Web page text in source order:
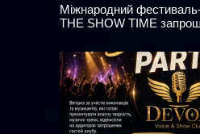
Міжнародний
THE SHOW TIME